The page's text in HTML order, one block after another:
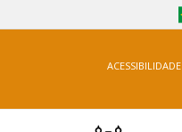
ACESSIBILIDADE